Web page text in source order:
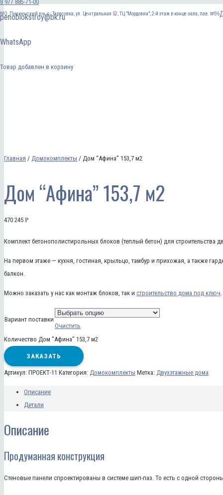
МО, Пушкинский р-н, с. Тарасовка, ул. Центральная 52, ТЦ "Мордовия", 2-й этаж в конце зала, пав. №36
8 977 885-71-00
penoblokstroy@bk.ru
WhatsApp
Товар добавлен в корзину
Главная / Домокомплекты / Дом “Афина” 153,7 м2
Дом “Афина” 153,7 м2
470 245 Р
Комплект бетонополистирольных блоков (теплый бетон) для
На первом этаже — кухня, гостиная, крыльцо, тамбур и прихожая, а также
балкон.
Можно заказать у нас как монтаж блоков, так и строительство дома под ключ.
Вариант поставки
Очистить
Количество Дом "Афина" 153,7 м2
ЗАКАЗАТЬ
Артикул: ПРОЕКТ-11 Категория: Домокомплекты Метка: Двухэтажные дома
Описание
Детали
Описание
Продуманная конструкция
Стеновые панели спроектированы в системе шип-паз. То есть с одной